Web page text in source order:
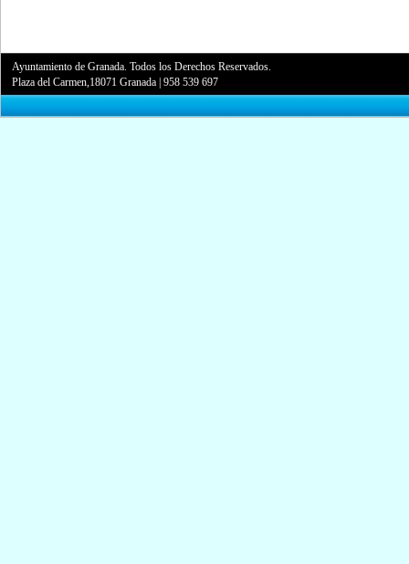
Ayuntamiento de Granada. Todos los Derechos Reservados.
Plaza del Carmen,18071 Granada |958 539 697